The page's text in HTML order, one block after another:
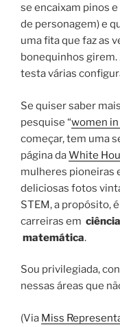
se encaixam pinos
de personagem) e
uma fita que faz as
bonequinhos girem.
testa várias
Se quiser saber
pesquise “women in
começar, tem uma
página daWhite
mulheres pioneiras
deliciosas fotos
STEM, a propósito,
carreiras em
matemática.
Sou privilegiada,
nessas áreas que
(Via Miss